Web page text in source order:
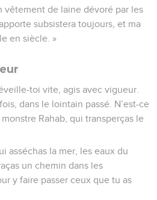
vêtement de laine dévoré par les
subsistera toujours, et ma
en siècle. »
toi vite, agis avec vigueur.
dans le lointain passé. N’est-ce
Rahab, qui transperças le
asséchas la mer, les eaux du
un chemin dans les
y faire passer ceux que tu as